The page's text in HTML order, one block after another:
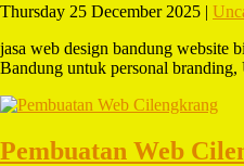
Thursday 25 December 2025 |
jasa web design bandung website
Bandung untuk personal
Pembuatan Web